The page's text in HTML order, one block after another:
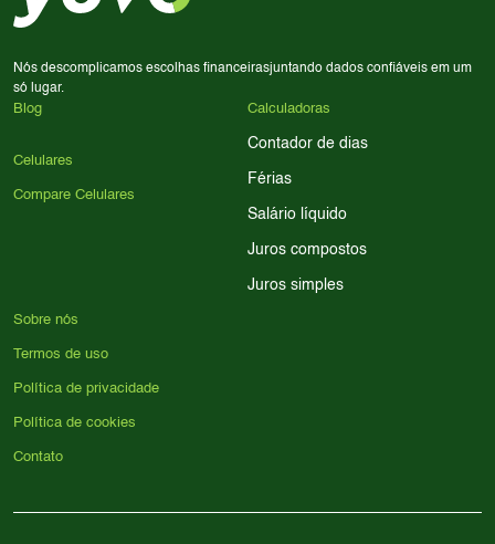
para encontrar o celular ideal.
Nós descomplicamos escolhas financeirasjuntando dados confiáveis em um
só lugar.
Blog
Celulares
Compare Celulares
Calculadoras
Contador de dias
Férias
Salário líquido
Juros compostos
Juros simples
Sobre nós
Termos de uso
Política de privacidade
Política de cookies
Contato